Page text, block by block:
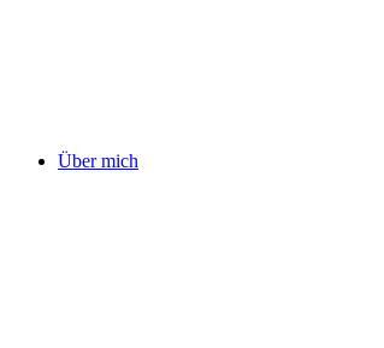
Über mich